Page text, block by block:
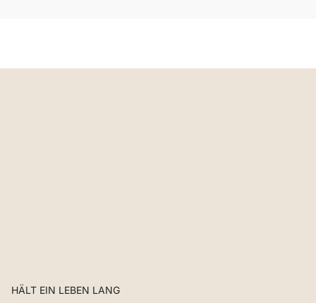
HÄLT EIN LEBEN LANG